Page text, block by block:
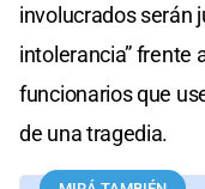
involucrados serán
intolerancia” frente
funcionarios que
de una tragedia.